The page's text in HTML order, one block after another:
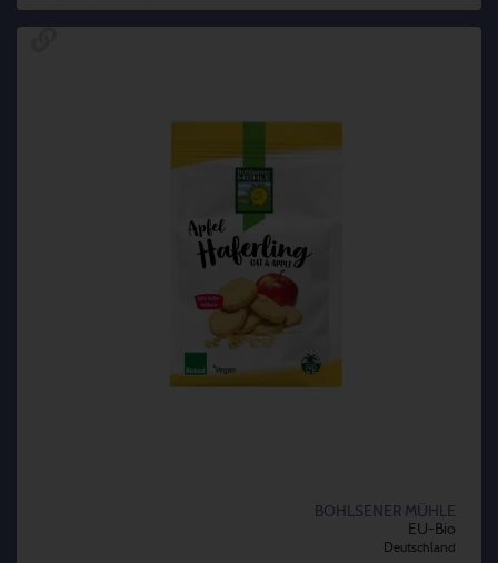
BOHLSENER MÜHLE
EU-Bio
Deutschland